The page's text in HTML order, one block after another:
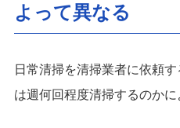
よって異なる
日常清掃を清掃業者に依頼
は週何回程度清掃するのかに